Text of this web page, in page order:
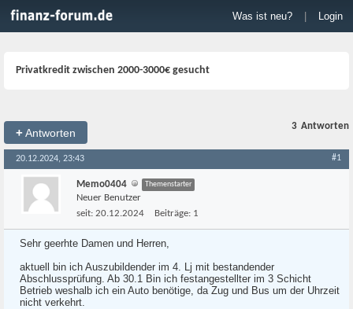
Was ist neu? Login
Privatkredit zwischen 2000-3000€ gesucht
+Antworten
3 Antworten
20.12.2024, 23:43 #1
Memo0404 Themenstarter
Neuer Benutzer
seit: 20.12.2024 Beiträge: 1
Sehr geerhte Damen und Herren,
aktuell bin ich Auszubildender im 4. Lj mit bestandender
Abschlussprüfung. Ab 30.1 Bin ich festangestellter im 3 Schicht
Betrieb weshalb ich ein Auto benötige, da Zug und Bus um der Uhrzeit
nicht verkehrt.